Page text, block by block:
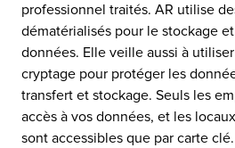
professionnel traités. AR utilise
dématérialisés pour le stockage
données. Elle veille aussi à
cryptage pour protéger les
transfert et stockage. Seuls les
accès à vos données, et les
sont accessibles que par carte clé.